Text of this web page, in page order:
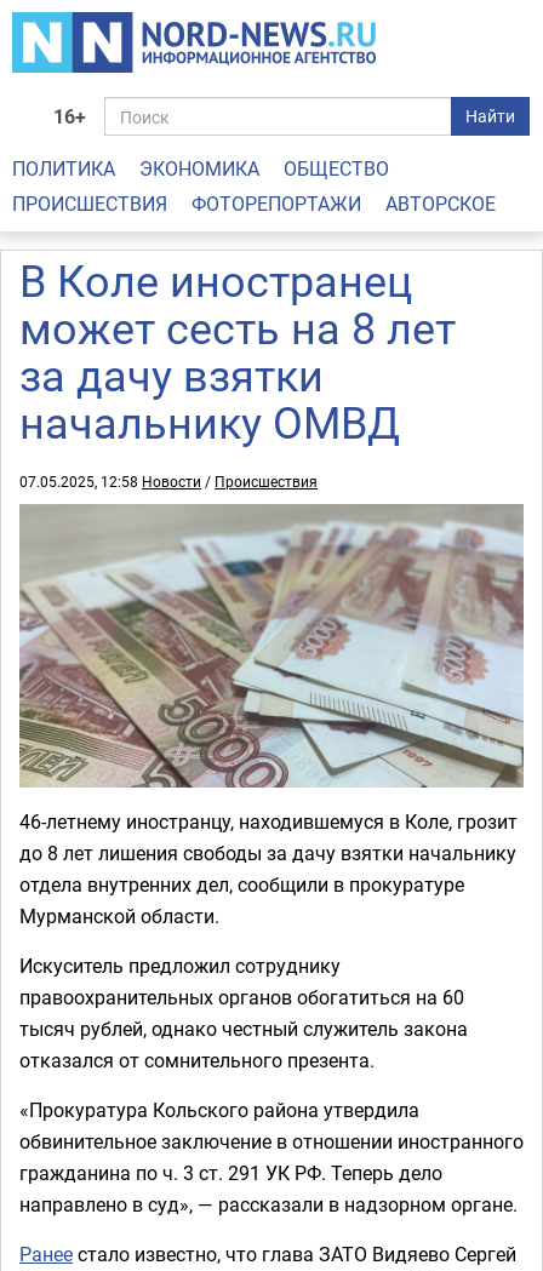
16+ Найти
ПОЛИТИКА ЭКОНОМИКА
ОБЩЕСТВО
ПРОИСШЕСТВИЯ
ФОТОРЕПОРТАЖИ АВТОРСКОЕ
В Коле иностранец
может сесть на 8 лет
за дачу взятки
начальнику ОМВД
07.05.2025, 12:58 Новости / Происшествия
46-летнему иностранцу, находившемуся в Коле, грозит
до 8 лет лишения свободы за дачу взятки начальнику
отдела внутренних дел, сообщили в прокуратуре
Мурманской области.
Искуситель предложил сотруднику
правоохранительных органов обогатиться на 60
тысяч рублей, однако честный служитель закона
отказался от сомнительного презента.
«Прокуратура Кольского района утвердила
обвинительное заключение в отношении иностранного
гражданина по ч. 3 ст. 291 УК РФ. Теперь дело
направлено в суд», — рассказали в надзорном органе.
Ранеестало известно, что глава ЗАТО Видяево Сергей